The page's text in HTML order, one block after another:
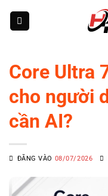
Core Ultra
cho người
cần AI?
ĐĂNG VÀO 08/07/2026